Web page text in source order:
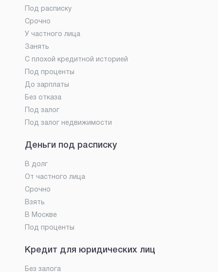
Под расписку
Срочно
У частного лица
Занять
С плохой кредитной историей
Под проценты
До зарплаты
Без отказа
Под залог
Под залог недвижимости
Деньги под расписку
В долг
От частного лица
Срочно
Взять
В Москве
Под проценты
Кредит для юридических лиц
Без залога